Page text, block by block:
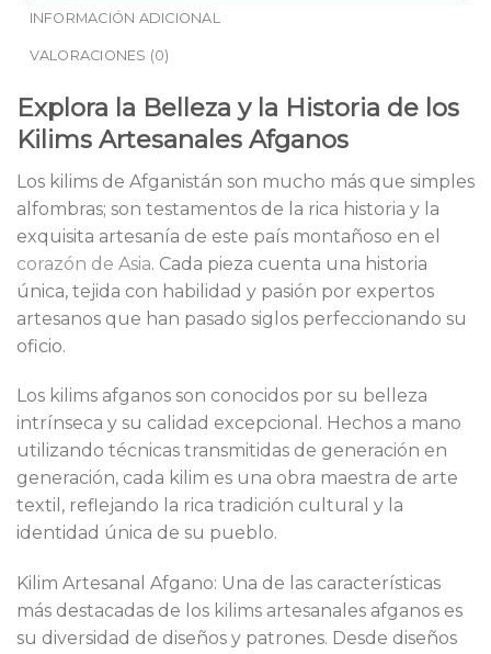
INFORMACIÓN ADICIONAL
VALORACIONES (0)
Explora la Belleza y la Historia de los
Kilims Artesanales Afganos
Los kilims de Afganistán son mucho más que simples
alfombras; son testamentos de la rica historia y la
exquisita artesanía de este país montañoso en el
corazón de Asia. Cada pieza cuenta una historia
única, tejida con habilidad y pasión por expertos
artesanos que han pasado siglos perfeccionando su
oficio.
Los kilims afganos son conocidos por su belleza
intrínseca y su calidad excepcional. Hechos a mano
utilizando técnicas transmitidas de generación en
generación, cada kilim es una obra maestra de arte
textil, reflejando la rica tradición cultural y la
identidad única de su pueblo.
Kilim Artesanal Afgano: Una de las características
más destacadas de los kilims artesanales afganos es
su diversidad de diseños y patrones. Desde diseños